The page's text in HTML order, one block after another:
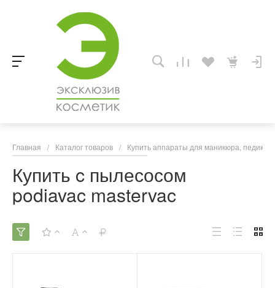
Главная / Каталог товаров / Купить аппараты для маникюра,
Купить c пылесосом
podiavac mastervac